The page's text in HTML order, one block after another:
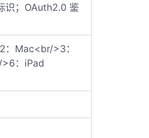
识；OAuth2.0 鉴
Mac<br/>3：
：iPad